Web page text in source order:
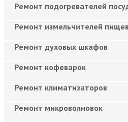
Ремонт подогревателей
Ремонт измельчителей
Ремонт духовых шкафов
Ремонт кофеварок
Ремонт климатизаторов
Ремонт микроволновок